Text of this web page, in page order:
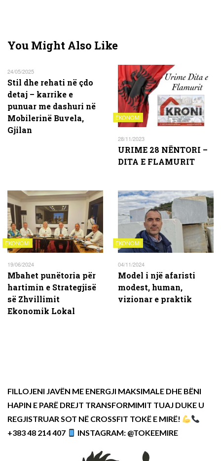
You Might Also Like
24/05/2025
Stil dhe rehati në çdo
detaj – karrike e
punuar me dashuri në
Mobilerinë Buvela,
Gjilan
EKONOMI
28/11/2023
URIME 28 NËNTORI –
DITA E FLAMURIT
EKONOMI
19/06/2024
Mbahet punëtoria për
hartimin e Strategjisë
së Zhvillimit
Ekonomik Lokal
EKONOMI
04/11/2024
Model i një afaristi
modest, human,
vizionar e praktik
FILLOJENI JAVËN ME ENERGJI MAKSIMALE DHE BËNI
HAPIN E PARË DREJT TRANSFORMIMIT TUAJ DUKE U
REGJISTRUAR SOT NË CROSSFIT TOKË E MIRË!
+383 48 214 407
INSTAGRAM: @TOKEEMIRE